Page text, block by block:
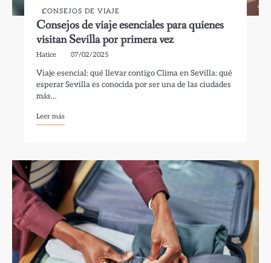
CONSEJOS DE VIAJE
Consejos de viaje esenciales para quienes
visitan Sevilla por primera vez
Hatice 07/02/2025
Viaje esencial: qué llevar contigo Clima en Sevilla: qué
esperar Sevilla es conocida por ser una de las ciudades
más…
Leer más